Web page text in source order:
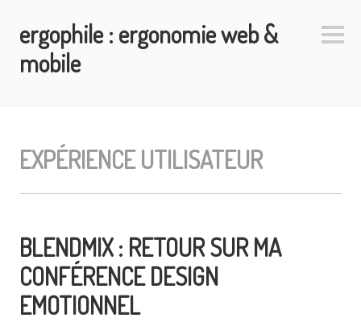
contenu
principal
ergophile : ergonomie web &
mobile
EXPÉRIENCE UTILISATEUR
BLENDMIX : RETOUR SUR MA
CONFÉRENCE DESIGN
EMOTIONNEL